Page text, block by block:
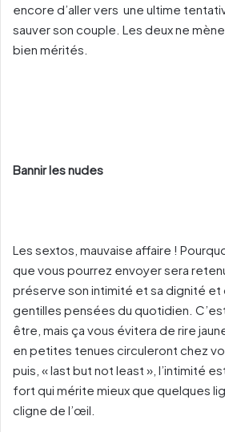
encore d’aller vers une ultime
sauver son couple. Les deux ne
bien mérités.
Bannir les nudes
Les sextos, mauvaise affaire !
que vous pourrez envoyer sera
préserve son intimité et sa dignité et
gentilles pensées du quotidien.
être, mais ça vous évitera de rire
en petites tenues circuleront chez
puis, « last but not least », l’intimité
fort qui mérite mieux que quelques
cligne de l’œil.